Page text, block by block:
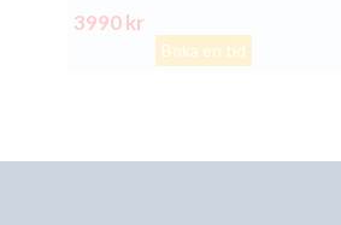
3990 kr
Boka en tid